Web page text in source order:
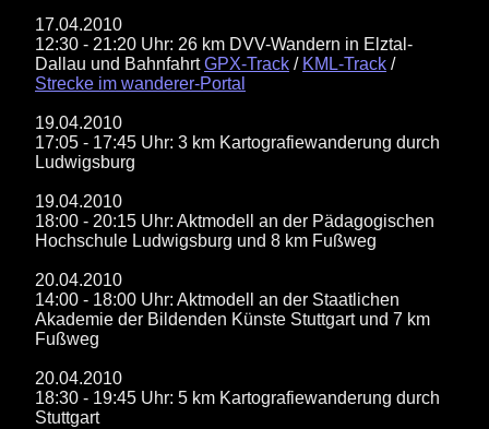
17.04.2010
12:30 - 21:20 Uhr: 26 km DVV-Wandern in Elztal-
Dallau und BahnfahrtGPX-Track / KML-Track /
Strecke im wanderer-Portal
19.04.2010
17:05 - 17:45 Uhr: 3 km Kartografiewanderung durch
Ludwigsburg
19.04.2010
18:00 - 20:15 Uhr: Aktmodell an der Pädagogischen
Hochschule Ludwigsburg und 8 km Fußweg
20.04.2010
14:00 - 18:00 Uhr: Aktmodell an der Staatlichen
Akademie der Bildenden Künste Stuttgart und 7 km
Fußweg
20.04.2010
18:30 - 19:45 Uhr: 5 km Kartografiewanderung durch
Stuttgart